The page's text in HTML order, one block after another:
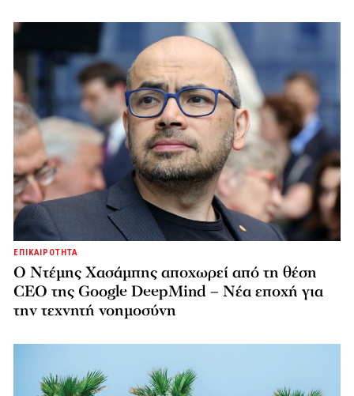
ΕΠΙΚΑΙΡΟΤΗΤΑ
Ο Ντέμης Χασάμπης αποχωρεί από τη θέση
CEO της Google DeepMind – Νέα εποχή για
την τεχνητή νοημοσύνη